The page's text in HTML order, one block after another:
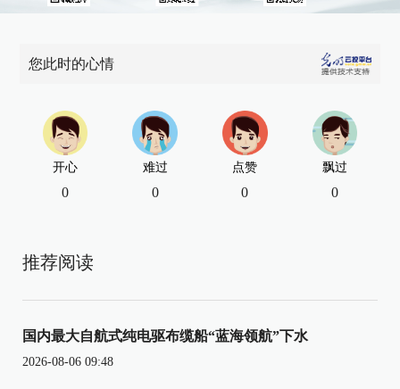
您此时的心情
开心
0
难过
0
点赞
0
飘过
0
推荐阅读
国内最大自航式纯电驱布缆船“蓝海领航”下水
2026-08-06 09:48